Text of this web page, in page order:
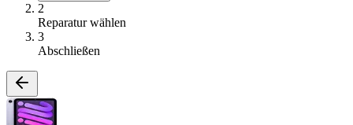
2
Reparatur wählen
3
Abschließen